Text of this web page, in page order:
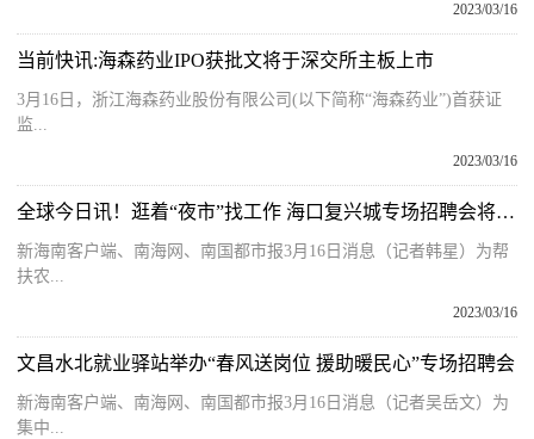
2023/03/16
当前快讯:海森药业IPO获批文将于深交所主板上市
3月16日，浙江海森药业股份有限公司(以下简称“海森药业”)首获证
监...
2023/03/16
全球今日讯！逛着“夜市”找工作 海口复兴城专场招聘会将于3月17日举办
新海南客户端、南海网、南国都市报3月16日消息（记者韩星）为帮
扶农...
2023/03/16
文昌水北就业驿站举办“春风送岗位 援助暖民心”专场招聘会
新海南客户端、南海网、南国都市报3月16日消息（记者吴岳文）为
集中...